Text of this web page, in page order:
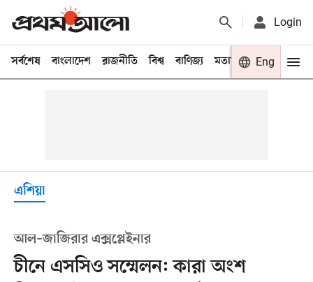
Login
সর্বশেষ বাংলাদেশ রাজনীতি বিশ্ব বাণিজ্য মতামত খেলা
Eng
এশিয়া
আল–জাজিরার এক্সপ্লেইনার
চীনে এসসিও সম্মেলন: কারা অংশ